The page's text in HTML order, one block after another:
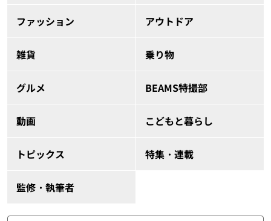
ファッション アウトドア
雑貨 乗り物
グルメ BEAMS特撮部
動画 こどもと暮らし
トピックス 特集・連載
監修・執筆者